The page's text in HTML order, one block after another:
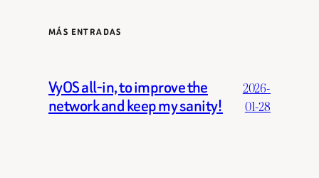
MÁS ENTRADAS
VyOS all-in, to improve the
network and keep my sanity!
2026-
01-28